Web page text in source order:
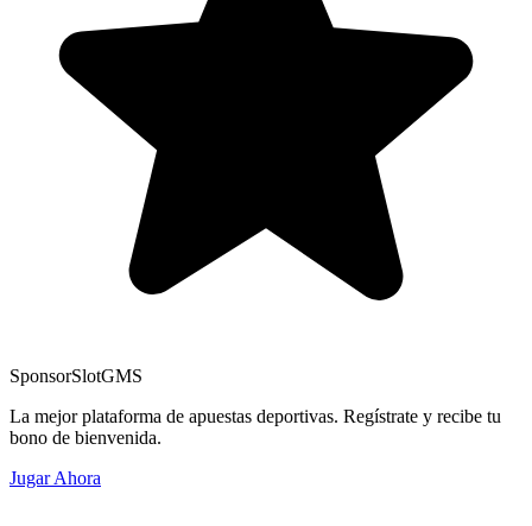
SponsorSlotGMS
La mejor plataforma de apuestas deportivas. Regístrate y recibe tu
bono de bienvenida.
Jugar Ahora